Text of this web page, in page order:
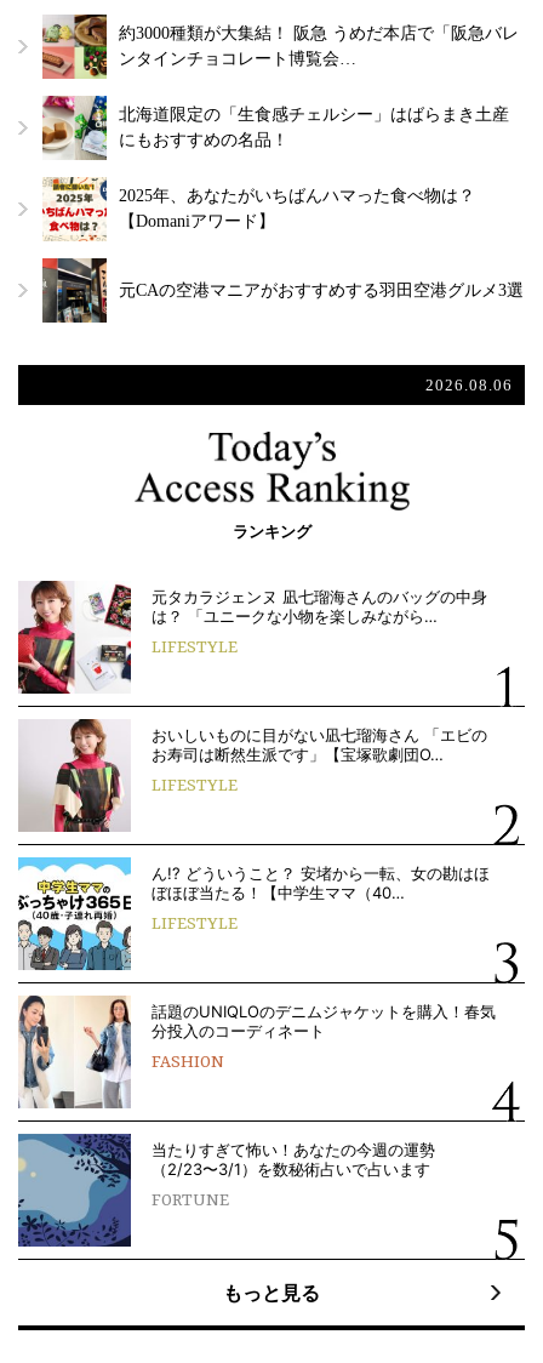
約3000種類が大集結！ 阪急 うめだ本店で「阪急バレ
ンタインチョコレート博覧会…
北海道限定の「生食感チェルシー」はばらまき土産
にもおすすめの名品！
2025年、あなたがいちばんハマった食べ物は？
【Domaniアワード】
元CAの空港マニアがおすすめする羽田空港グルメ3選
2026.08.06
ランキング
元タカラジェンヌ 凪七瑠海さんのバッグの中身
は？ 「ユニークな小物を楽しみながら…
LIFESTYLE
おいしいものに目がない凪七瑠海さん 「エビの
お寿司は断然生派です」【宝塚歌劇団O…
LIFESTYLE
ん!? どういうこと？ 安堵から一転、女の勘はほ
ぼほぼ当たる！【中学生ママ（40…
LIFESTYLE
話題のUNIQLOのデニムジャケットを購入！春気
分投入のコーディネート
FASHION
当たりすぎて怖い！あなたの今週の運勢
（2/23〜3/1）を数秘術占いで占います
FORTUNE
もっと見る